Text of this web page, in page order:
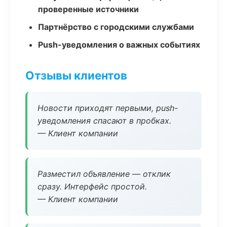
проверенные источники
Партнёрство с городскими службами
Push-уведомления о важных событиях
Отзывы клиентов
Новости приходят первыми, push-
уведомления спасают в пробках.
— Клиент компании
Разместил объявление — отклик
сразу. Интерфейс простой.
— Клиент компании